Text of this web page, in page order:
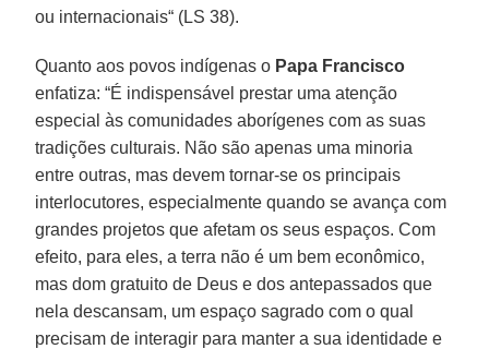
ou internacionais“ (LS 38).
Quanto aos povos indígenas o Papa Francisco
enfatiza: “É indispensável prestar uma atenção
especial às comunidades aborígenes com as suas
tradições culturais. Não são apenas uma minoria
entre outras, mas devem tornar-se os principais
interlocutores, especialmente quando se avança com
grandes projetos que afetam os seus espaços. Com
efeito, para eles, a terra não é um bem econômico,
mas dom gratuito de Deus e dos antepassados que
nela descansam, um espaço sagrado com o qual
precisam de interagir para manter a sua identidade e